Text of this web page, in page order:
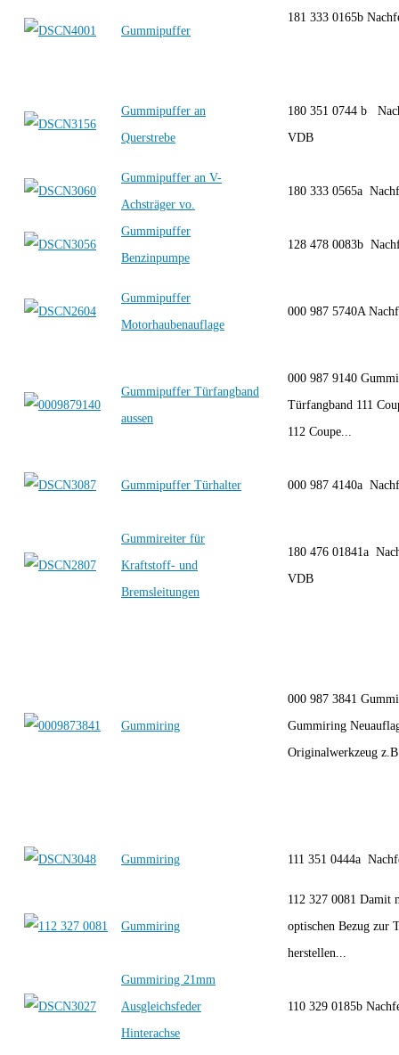
Gummipuffer
181 333 0165b
Gummipuffer an
Querstrebe
180 351 0744 b
VDB
Gummipuffer an V-
Achsträger vo.
180 333 0565a
Gummipuffer
Benzinpumpe
128 478 0083b
Gummipuffer
Motorhaubenauflage
000 987 5740A
Gummipuffer Türfangband
aussen
000 987 9140
Türfangband 111
112 Coupe...
Gummipuffer Türhalter 000 987 4140a
Gummireiter für
Kraftstoff- und
Bremsleitungen
180 476 01841a
VDB
Gummiring
000 987 3841
Gummiring
Originalwerkzeug
Gummiring 111 351 0444a
Gummiring
112 327 0081 Damit
optischen Bezug zur
herstellen...
Gummiring 21mm
Ausgleichsfeder
Hinterachse
110 329 0185b